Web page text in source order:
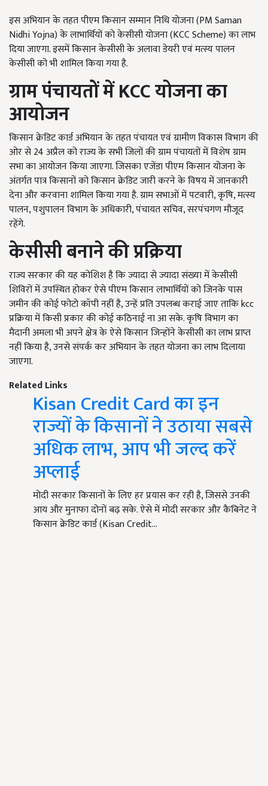
इस अभियान के तहत पीएम किसान सम्मान निधि योजना (PM Saman
Nidhi Yojna) के लाभार्थियों को केसीसी योजना (KCC Scheme) का लाभ
दिया जाएगा. इसमें किसान केसीसी के अलावा डेयरी एवं मत्स्य पालन
केसीसी को भी शामिल किया गया है.
ग्राम पंचायतों मेंKCCयोजना का
आयोजन
किसान क्रेडिट कार्ड अभियान के तहत पंचायत एवं ग्रामीण विकास विभाग की
ओर से 24 अप्रैल को राज्य के सभी जिलों की ग्राम पंचायतों में विशेष ग्राम
सभा का आयोजन किया जाएगा. जिसका एजेंडा पीएम किसान योजना के
अंतर्गत पात्र किसानों को किसान क्रेडिट जारी करने के विषय में जानकारी
देना और करवाना शामिल किया गया है. ग्राम सभाओं में पटवारी, कृषि, मत्स्य
पालन, पशुपालन विभाग के अधिकारी, पंचायत सचिव, सरपंचगण मौजूद
रहेंगे.
केसीसी बनाने की प्रक्रिया
राज्य सरकार की यह कोशिश है कि ज्यादा से ज्यादा संख्या में केसीसी
शिविरों में उपस्थित होकर ऐसे पीएम किसान लाभार्थियों को जिनके पास
जमीन की कोई फोटो कॉपी नहीं है, उन्हें प्रति उपलब्ध कराई जाए ताकि kcc
प्रक्रिया में किसी प्रकार की कोई कठिनाई ना आ सके. कृषि विभाग का
मैदानी अमला भी अपने क्षेत्र के ऐसे किसान जिन्होंने केसीसी का लाभ प्राप्त
नहीं किया है, उनसे संपर्क कर अभियान के तहत योजना का लाभ दिलाया
जाएगा.
Related Links
Kisan Credit Card का इन
राज्यों के किसानों ने उठाया सबसे
अधिक लाभ, आप भी जल्द करें
अप्लाई
मोदी सरकार किसानों के लिए हर प्रयास कर रही है, जिससे उनकी
आय और मुनाफा दोनों बढ़ सके. ऐसे में मोदी सरकार और कैबिनेट ने
किसान क्रेडिट कार्ड (Kisan Credit…